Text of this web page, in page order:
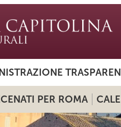
PER ROMA